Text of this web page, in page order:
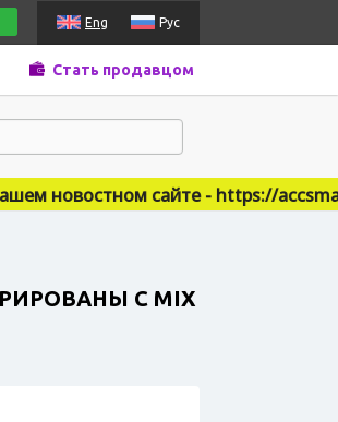
Eng Рус
Стать продавцом
новостном сайте - https://
С MIX